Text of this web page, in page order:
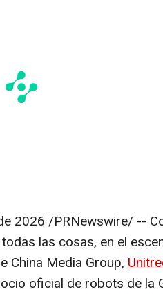
2026 /PRNewswire/ --
las cosas, en el
China Media Group,
oficial de robots de la